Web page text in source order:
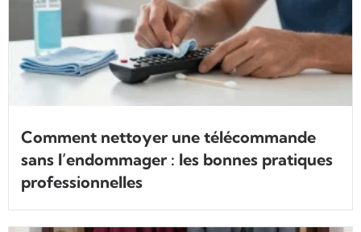
Comment nettoyer une télécommande
sans l’endommager : les bonnes pratiques
professionnelles